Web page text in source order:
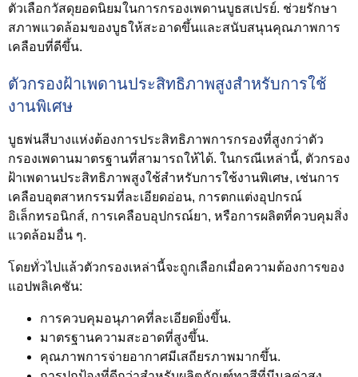
ตัวเลือกวัสดุยอดนิยมในการกรองเพดานบูธสเปรย์. ช่วยรักษา
สภาพแวดล้อมของบูธให้สะอาดขึ้นและสนับสนุนคุณภาพการ
เคลือบที่ดีขึ้น.
ตัวกรองฝ้าเพดานประสิทธิภาพสูงสำหรับการใช้
งานพิเศษ
บูธพ่นสีบางแห่งต้องการประสิทธิภาพการกรองที่สูงกว่าตัว
กรองเพดานมาตรฐานที่สามารถให้ได้. ในกรณีเหล่านี้, ตัวกรอง
ฝ้าเพดานประสิทธิภาพสูงใช้สำหรับการใช้งานพิเศษ, เช่นการ
เคลือบอุตสาหกรรมที่ละเอียดอ่อน, การตกแต่งอุปกรณ์
อิเล็กทรอนิกส์, การเคลือบอุปกรณ์ยา, หรือการผลิตที่ควบคุมสิ่ง
แวดล้อมอื่น ๆ.
โดยทั่วไปแล้วตัวกรองเหล่านี้จะถูกเลือกเมื่อความต้องการของ
แอปพลิเคชัน:
การควบคุมอนุภาคที่ละเอียดยิ่งขึ้น.
มาตรฐานความสะอาดที่สูงขึ้น.
คุณภาพการจ่ายอากาศมีเสถียรภาพมากขึ้น.